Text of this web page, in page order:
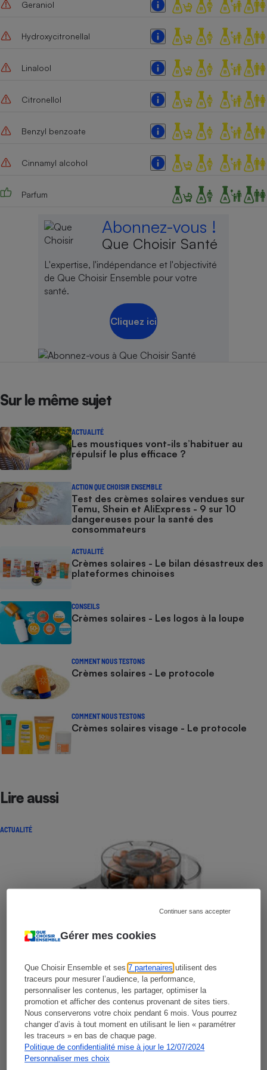
Gérer mes cookies
Que Choisir Ensemble et ses7 partenaires utilisent des
traceurs pour mesurer l’audience, la performance,
personnaliser les contenus, les partager, optimiser la
promotion et afficher des contenus provenant de sites tiers.
Nous conserverons votre choix pendant 6 mois. Vous pourrez
changer d’avis à tout moment en utilisant le lien « paramétrer
les traceurs » en bas de chaque page.
Politique de confidentialité mise à jour le 12/07/2024
Personnaliser mes choix
Continuer sans accepter
Geraniol
Hydroxycitronellal
Linalool
Citronellol
Benzyl benzoate
Cinnamyl alcohol
Parfum
Abonnez-vous !
Que Choisir Santé
L'expertise, l'indépendance et l'objectivité
de Que Choisir Ensemble pour votre
santé.
Cliquez ici
Sur le même sujet
ACTUALITÉ
Les moustiques vont-ils s’habituer au
répulsif le plus efficace ?
ACTION QUE CHOISIR ENSEMBLE
Test des crèmes solaires vendues sur
Temu, Shein et AliExpress - 9 sur 10
dangereuses pour la santé des
consommateurs
ACTUALITÉ
Crèmes solaires - Le bilan désastreux des
plateformes chinoises
CONSEILS
Crèmes solaires - Les logos à la loupe
COMMENT NOUS TESTONS
Crèmes solaires - Le protocole
COMMENT NOUS TESTONS
Crèmes solaires visage - Le protocole
Lire aussi
ACTUALITÉ